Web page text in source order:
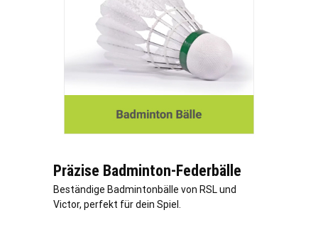
Präzise Badminton-Federbälle
Beständige Badmintonbälle von RSL und
Victor, perfekt für dein Spiel.